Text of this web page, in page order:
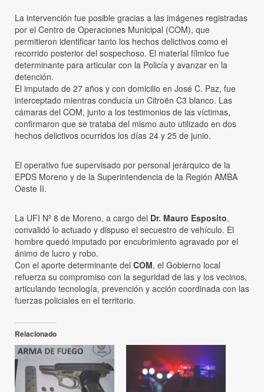
La intervención fue posible gracias a las imágenes registradas
por el Centro de Operaciones Municipal (COM), que
permitieron identificar tanto los hechos delictivos como el
recorrido posterior del sospechoso. El material fílmico fue
determinante para articular con la Policía y avanzar en la
detención.
El imputado de 27 años y con domicilio en José C. Paz, fue
interceptado mientras conducía un Citroën C3 blanco. Las
cámaras del COM, junto a los testimonios de las víctimas,
confirmaron que se trataba del mismo auto utilizado en dos
hechos delictivos ocurridos los días 24 y 25 de junio.
El operativo fue supervisado por personal jerárquico de la
EPDS Moreno y de la Superintendencia de la Región AMBA
Oeste II.
La UFI Nº 8 de Moreno, a cargo del Dr. Mauro Esposito,
convalidó lo actuado y dispuso el secuestro de vehículo. El
hombre quedó imputado por encubrimiento agravado por el
ánimo de lucro y robo.
Con el aporte determinante del COM, el Gobierno local
refuerza su compromiso con la seguridad de las y los vecinos,
articulando tecnología, prevención y acción coordinada con las
fuerzas policiales en el territorio.
Relacionado